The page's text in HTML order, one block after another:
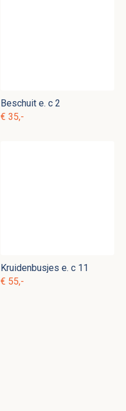
Beschuit e. c 2
€ 35,-
Kruidenbusjes e. c 11
€ 55,-